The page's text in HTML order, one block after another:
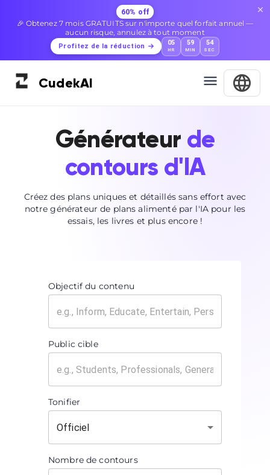
60% off
🎉 Obtenez 7 mois GRATUITS sur n'importe quel forfait annuel —
aucun risque, annulez à tout moment
Profitez de la réduction 05
HR
59
MIN
53
SEC
CudekAI
Générateur de
contours d'IA
Créez des plans uniques et détaillés sans effort avec
notre générateur de plans alimenté par l'IA pour les
essais, les livres et plus encore !
Objectif du contenu
Public cible
Tonifier
Officiel
Nombre de contours